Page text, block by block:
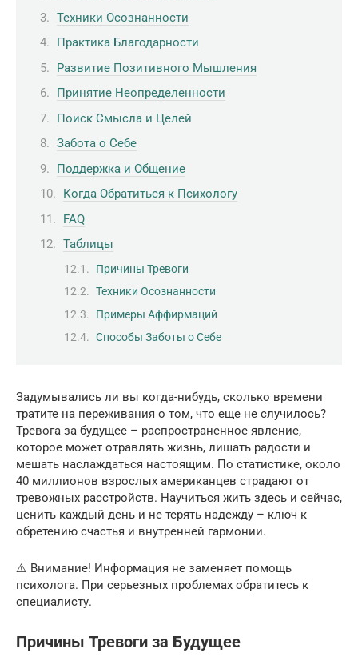
Техники Осознанности
Практика Благодарности
Развитие Позитивного Мышления
Принятие Неопределенности
Поиск Смысла и Целей
Забота о Себе
Поддержка и Общение
Когда Обратиться к Психологу
FAQ
Таблицы
Причины Тревоги
Техники Осознанности
Примеры Аффирмаций
Способы Заботы о Себе
Задумывались ли вы когда-нибудь, сколько времени
тратите на переживания о том, что еще не случилось?
Тревога за будущее – распространенное явление,
которое может отравлять жизнь, лишать радости и
мешать наслаждаться настоящим. По статистике, около
40 миллионов взрослых американцев страдают от
тревожных расстройств. Научиться жить здесь и сейчас,
ценить каждый день и не терять надежду – ключ к
обретению счастья и внутренней гармонии.
⚠️ Внимание! Информация не заменяет помощь
психолога. При серьезных проблемах обратитесь к
специалисту.
Причины Тревоги за Будущее